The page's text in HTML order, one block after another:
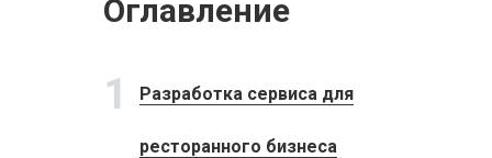
Оглавление
1 Разработка сервиса для
ресторанного бизнеса